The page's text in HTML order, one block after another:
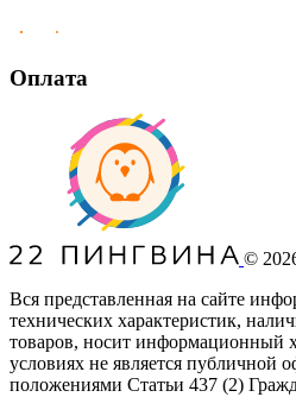
Оплата
©
Вся представленная на сайте
технических характеристик,
товаров, носит информационный
условиях не является публичной
положениями Статьи 437 (2)